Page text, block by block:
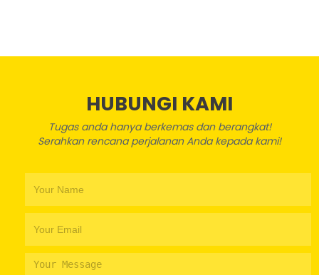
HUBUNGI KAMI
Tugas anda hanya berkemas dan berangkat!
Serahkan rencana perjalanan Anda kepada kami!